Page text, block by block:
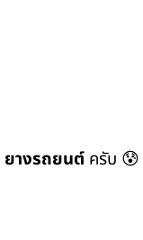
ยางรถยนต์ ครับ 😰